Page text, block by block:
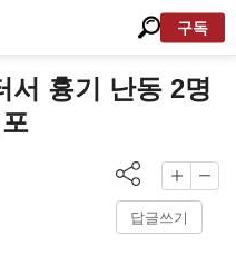
구독
서 흉기 난동 2명
답글쓰기